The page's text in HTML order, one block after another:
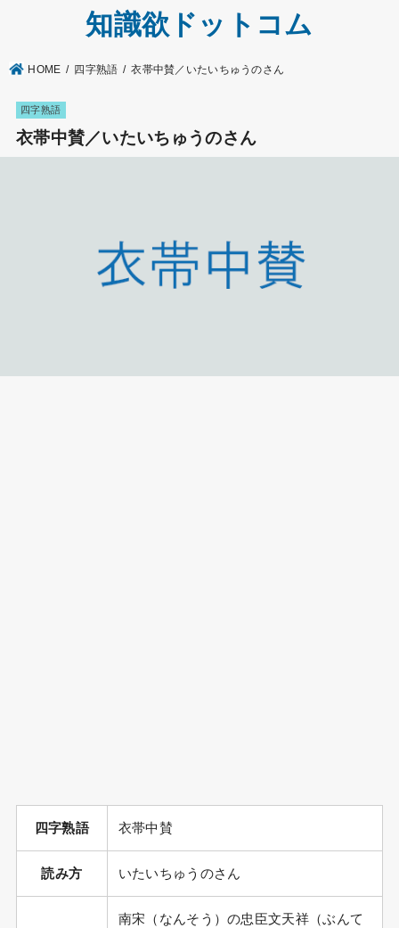
知識欲ドットコム
HOME 四字熟語 衣帯中賛／いたいちゅうのさん
四字熟語
衣帯中賛／いたいちゅうのさん
四字熟語 衣帯中賛
読み方 いたいちゅうのさん
南宋（なんそう）の忠臣文天祥（ぶんて